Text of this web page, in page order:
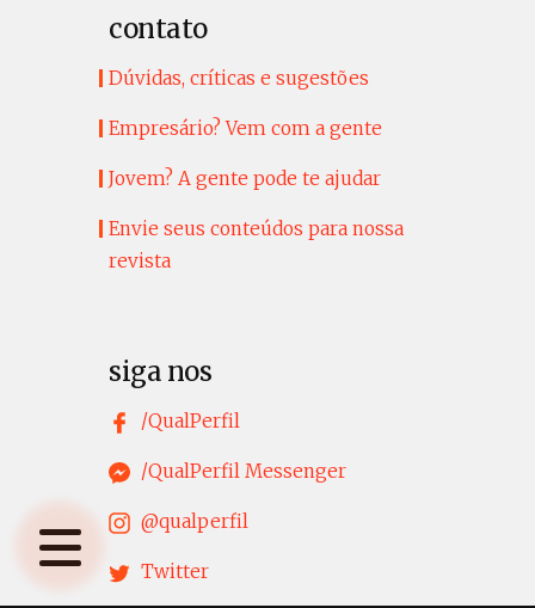
contato
Dúvidas, críticas e sugestões
Empresário? Vem com a gente
Jovem? A gente pode te ajudar
Envie seus conteúdos para nossa
revista
siga nos
/QualPerfil
/QualPerfil Messenger
@qualperfil
Twitter